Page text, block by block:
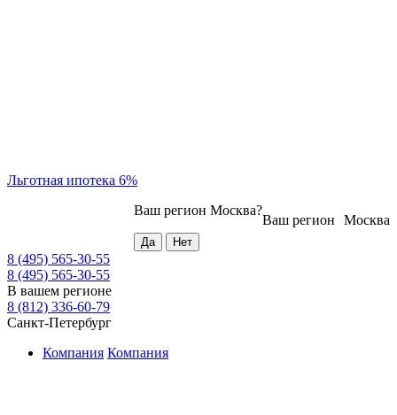
Льготная ипотека 6%
Москва
Ваш регион
Ваш регион Москва?
8 (495) 565-30-55
8 (495) 565-30-55
В вашем регионе
8 (812) 336-60-79
Санкт-Петербург
Компания Компания